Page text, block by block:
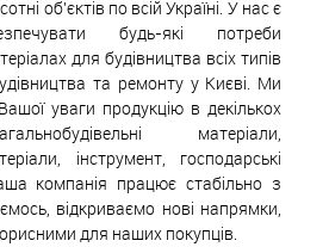
об'єктів по всій Україні. У нас є
будь-які потреби
для будівництва всіх типів
та ремонту у Києві. Ми
уваги продукцію в декількох
матеріали,
інструмент, господарські
компанія працює стабільно з
відкриваємо нові напрямки,
для наших покупців.